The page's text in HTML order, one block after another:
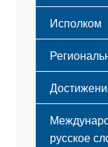
Исполком
русское